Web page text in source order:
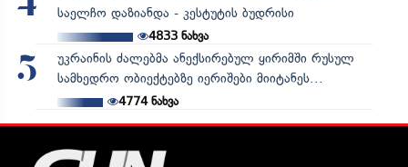
საელჩო დაზიანდა - კესტუტის ბუდრისი
4833ნახვა
5
უკრაინის ძალებმა ანექსირებულ ყირიმში რუსულ
სამხედრო ობიექტებზე იერიშები მიიტანეს...
4774ნახვა